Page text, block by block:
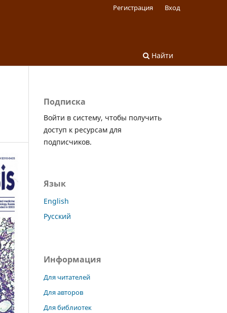
Найти
Регистрация Вход
Подписка
Войти в систему, чтобы получить
доступ к ресурсам для
подписчиков.
Язык
English
Русский
Информация
Для читателей
Для авторов
Для библиотек